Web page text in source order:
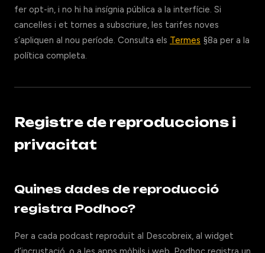
fer opt-in, i no hi ha insígnia pública a la interfície. Si
cancel·les i et tornes a subscriure, les tarifes noves
s’apliquen al nou període. Consulta els Termes §8a per a la
política completa.
Registre de reproduccions i
privacitat
Quines dades de reproducció
registra Podhoc?
Per a cada podcast reproduït al Descobreix, al widget